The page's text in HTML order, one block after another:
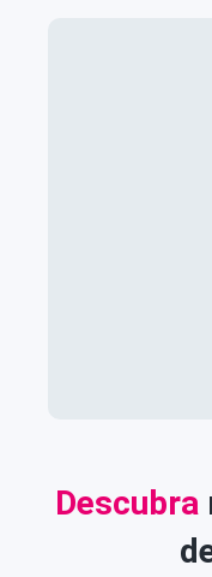
Descubra